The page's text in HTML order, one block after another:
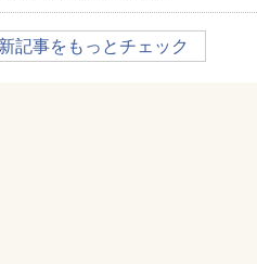
記事をもっとチェック